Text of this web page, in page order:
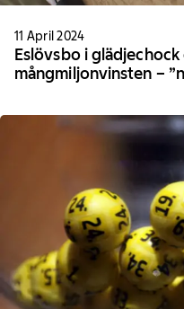
11 April 2024
Eslövsbo i
mångmiljonvinsten –